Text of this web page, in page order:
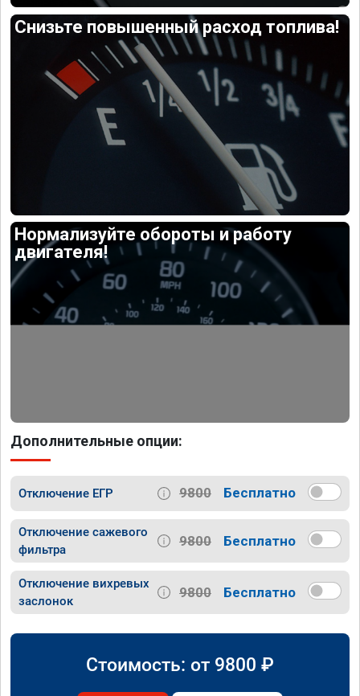
Снизьте повышенный расход топлива!
Нормализуйте обороты и работу
двигателя!
Дополнительные опции:
Отключение ЕГР 9800 Бесплатно
Отключение сажевого
фильтра
9800 Бесплатно
Отключение вихревых
заслонок
9800 Бесплатно
Стоимость: от 9800 ₽